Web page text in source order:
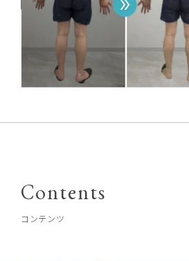
Contents
コンテンツ